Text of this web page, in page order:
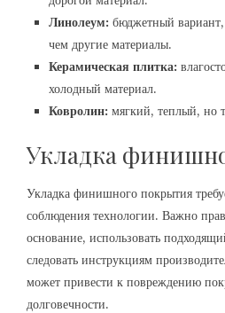
Линолеум: бюджетный
чем другие материалы.
Керамическая плитка:
холодный материал.
Ковролин: мягкий, теплый, но
Укладка
Укладка финишного покрытия
соблюдения технологии. Важно
основание, использовать
следовать инструкциям
может привести к повреждению
долговечности.